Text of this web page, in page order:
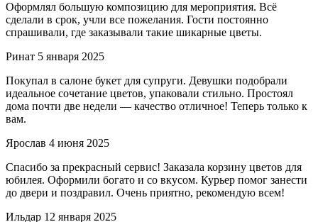
Оформлял большую композицию для мероприятия. Всё
сделали в срок, учли все пожелания. Гости постоянно
спрашивали, где заказывали такие шикарные цветы.
Ринат 5 января 2025
Покупал в салоне букет для супруги. Девушки подобрали
идеальное сочетание цветов, упаковали стильно. Простоял
дома почти две недели — качество отличное! Теперь только к
вам.
Ярослав 4 июня 2025
Спасибо за прекрасный сервис! Заказала корзину цветов для
юбилея. Оформили богато и со вкусом. Курьер помог занести
до двери и поздравил. Очень приятно, рекомендую всем!
Ильдар 12 января 2025